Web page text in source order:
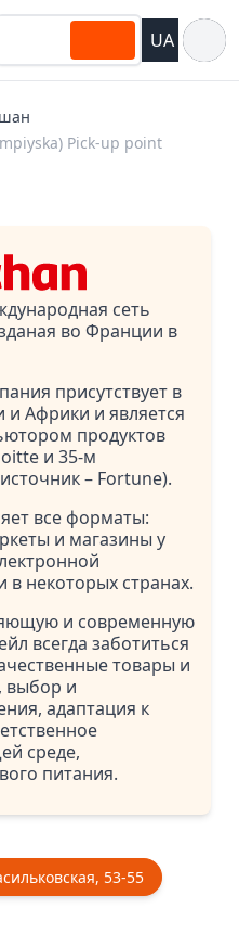
UA
Pick-up point
сеть
во Франции в
присутствует в
и Африки и является
продуктов
и 35-м
– Fortune).
все форматы:
и магазины у
некоторых странах.
и современную
всегда заботиться
товары и
выбор и
адаптация к
среде,
питания.
53-55